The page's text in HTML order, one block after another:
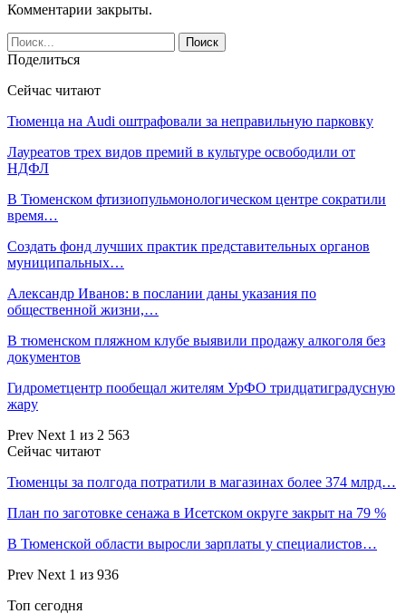
Комментарии закрыты.
Поделиться
Сейчас читают
Тюменца на Audi оштрафовали за неправильную парковку
Лауреатов трех видов премий в культуре освободили от
НДФЛ
В Тюменском фтизиопульмонологическом центре сократили
время…
Создать фонд лучших практик представительных органов
муниципальных…
Александр Иванов: в послании даны указания по
общественной жизни,…
В тюменском пляжном клубе выявили продажу алкоголя без
документов
Гидрометцентр пообещал жителям УрФО тридцатиградусную
жару
Prev Next 1 из 2 563
Сейчас читают
Тюменцы за полгода потратили в магазинах более 374 млрд…
План по заготовке сенажа в Исетском округе закрыт на 79 %
В Тюменской области выросли зарплаты у специалистов…
Prev Next 1 из 936
Топ сегодня